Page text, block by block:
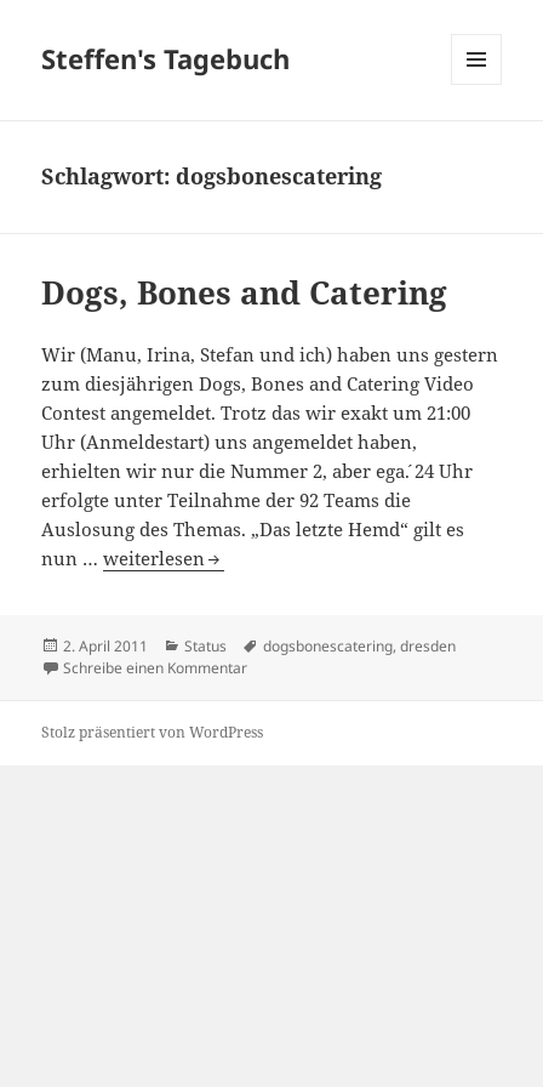
Steffen's Tagebuch
Schlagwort:dogsbonescatering
Dogs, Bones and Catering
Wir (Manu, Irina, Stefan und ich) haben uns gestern
zum diesjährigen Dogs, Bones and Catering Video
Contest angemeldet. Trotz das wir exakt um 21:00
Uhr (Anmeldestart) uns angemeldet haben,
erhielten wir nur die Nummer 2, aber ega´. 24 Uhr
erfolgte unter Teilnahme der 92 Teams die
Auslosung des Themas. „Das letzte Hemd“ gilt es
nun …Dogs, Bones and Catering
weiterlesen
Veröffentlicht
am
2. April 2011 Kategorien
Status Schlagwörter
dogsbonescatering,dresden
Schreibe einen Kommentarzu Dogs, Bones and Catering
Stolz präsentiert von WordPress